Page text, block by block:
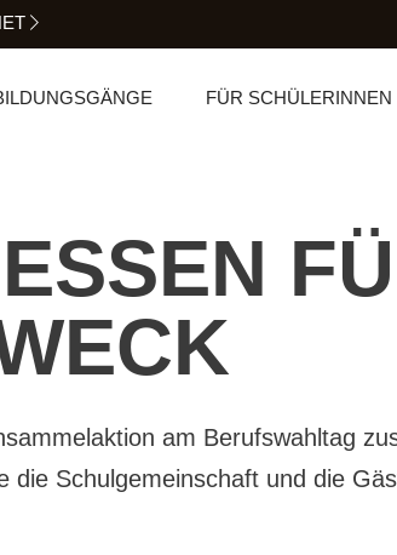
FÜR
am Berufswahltag
die Schulgemeinschaft und die